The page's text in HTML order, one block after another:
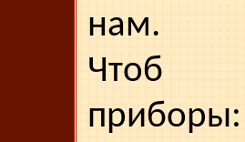
нам.
Чтоб
приборы: